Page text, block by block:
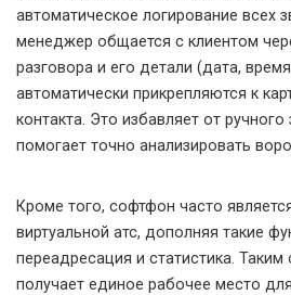
автоматическое логирование всех
менеджер общается с клиентом
разговора и его детали (дата,
автоматически прикрепляются к
контакта. Это избавляет от
помогает точно анализировать
Кроме того, софтфон часто
виртуальной атс, дополняя такие
переадресация и статистика.
получает единое рабочее место